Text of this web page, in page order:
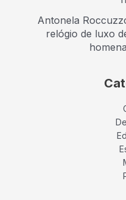
Antonela
relógio de luxo